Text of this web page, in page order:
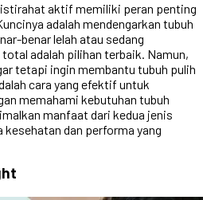
aktif memiliki peran penting
adalah mendengarkan tubuh
benar lelah atau sedang
adalah pilihan terbaik. Namun,
tetapi ingin membantu tubuh pulih
cara yang efektif untuk
memahami kebutuhan tubuh
manfaat dari kedua jenis
dan performa yang